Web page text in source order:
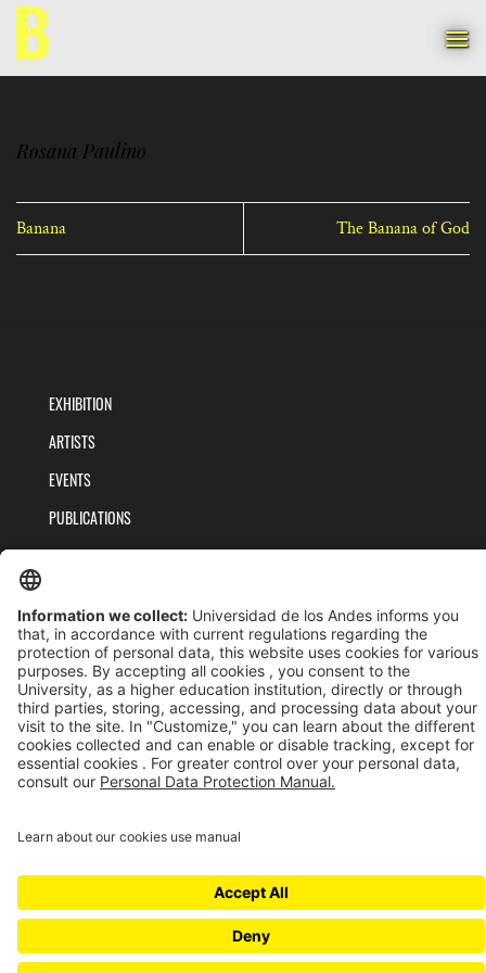
Skip
content
Rosana Paulino
Banana The Banana of God
EXHIBITION
ARTISTS
EVENTS
PUBLICATIONS
TEAM
TERMS AND CONDITIONS
Reconocimiento personería jurídica: Resolución 28 del 23 de febrero de 1949 MinJusticia.